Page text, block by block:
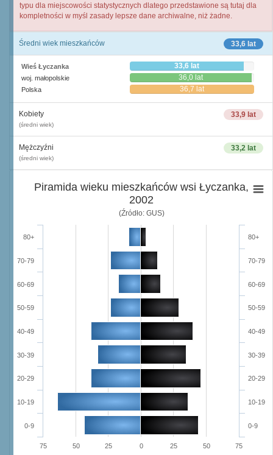
typu dla miejscowości statystycznych dlatego przedstawione są tutaj dla
kompletności w myśl zasady lepsze dane archiwalne, niż żadne.
33,6 lat
Średni wiek mieszkańców
Wieś Łyczanka 33,6 lat
woj. małopolskie 36,0 lat
Polska 36,7 lat
33,9 lat
Kobiety
(średni wiek)
33,2 lat
Mężczyźni
(średni wiek)
Piramida wieku mieszkańców wsi Łyczanka,
2002
(Źródło: GUS)
0-9
10-19
20-29
30-39
40-49
50-59
60-69
70-79
80+
0-9
10-19
20-29
30-39
40-49
50-59
60-69
70-79
80+
75 50 25 0 25 50 75